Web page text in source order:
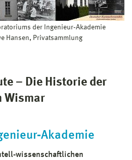
der Ingenieur‐Akademie
Hansen, Privatsammlung
– Die Historie der
Wismar